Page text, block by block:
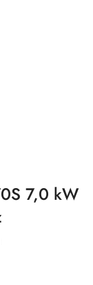
7,0 kW